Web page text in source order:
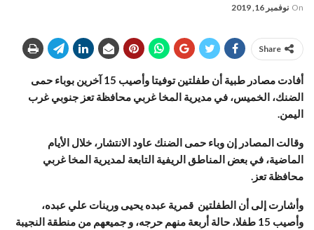
On نوفمبر 16, 2019
Share
أفادت مصادر طبية أن طفلتين توفيتا وأصيب 15 آخرين بوباء حمى
الضنك، الخميس، في مديرية المخا غربي محافظة تعز جنوبي غرب
اليمن.
وقالت المصادر إن وباء حمى الضنك عاود الانتشار، خلال الأيام
الماضية، في بعض المناطق الريفية التابعة لمديرية المخا غربي
محافظة تعز.
وأشارت إلى أن الطفلتين قمرية عبده يحيى ورينات علي عبده،
وأصيب 15 طفلا، حالة أربعة منهم حرجه، و جميعهم من منطقة النجيبة